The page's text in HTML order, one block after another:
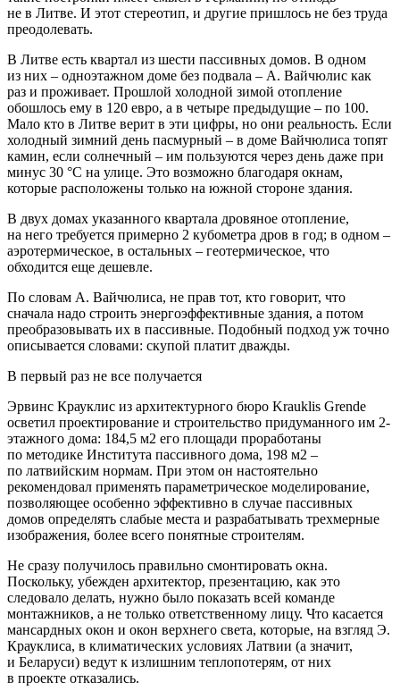
не в Литве. И этот стереотип, и другие пришлось не без труда
преодолевать.
В Литве есть квартал из шести пассивных домов. В одном
из них – одноэтажном доме без подвала – А. Вайчюлис как
раз и проживает. Прошлой холодной зимой отопление
обошлось ему в 120 евро, а в четыре предыдущие – по 100.
Мало кто в Литве верит в эти цифры, но они реальность. Если
холодный зимний день пасмурный – в доме Вайчюлиса топят
камин, если солнечный – им пользуются через день даже при
минус 30 °С на улице. Это возможно благодаря окнам,
которые расположены только на южной стороне здания.
В двух домах указанного квартала дровяное отопление,
на него требуется примерно 2 кубометра дров в год; в одном –
аэротермическое, в остальных – геотермическое, что
обходится еще дешевле.
По словам А. Вайчюлиса, не прав тот, кто говорит, что
сначала надо строить энергоэффективные здания, а потом
преобразовывать их в пассивные. Подобный подход уж точно
описывается словами: скупой платит дважды.
В первый раз не все получается
Эрвинс Крауклис из архитектурного бюро Krauklis Grende
осветил проектирование и строительство придуманного им 2-
этажного дома: 184,5 м2 его площади проработаны
по методике Института пассивного дома, 198 м2 –
по латвийским нормам. При этом он настоятельно
рекомендовал применять параметрическое моделирование,
позволяющее особенно эффективно в случае пассивных
домов определять слабые места и разрабатывать трехмерные
изображения, более всего понятные строителям.
Не сразу получилось правильно смонтировать окна.
Поскольку, убежден архитектор, презентацию, как это
следовало делать, нужно было показать всей команде
монтажников, а не только ответственному лицу. Что касается
мансардных окон и окон верхнего света, которые, на взгляд Э.
Крауклиса, в климатических условиях Латвии (а значит,
и Беларуси) ведут к излишним теплопотерям, от них
в проекте отказались.